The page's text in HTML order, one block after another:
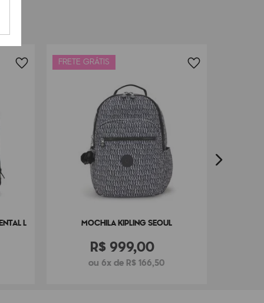
L
FRETE GRÁTIS
MOCHILA KIPLING SEOUL
R$ 999,00
ou 6x de R$ 166,50